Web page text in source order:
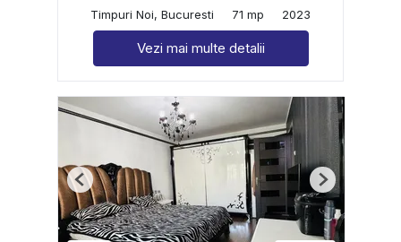
Timpuri Noi, Bucuresti
71 mp 2023
Vezi mai multe detalii
Previous Next